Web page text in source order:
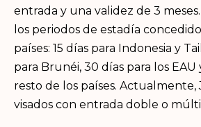
entrada y una validez de 3
los periodos de estadía
países: 15 días para Indonesia y
para Brunéi, 30 días para los EAU
resto de los países. Actualmente,
visados con entrada doble o